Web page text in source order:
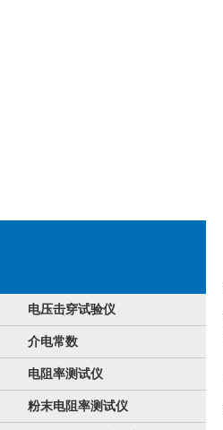
电压击穿试验仪
介电常数
电阻率测试仪
粉末电阻率测试仪